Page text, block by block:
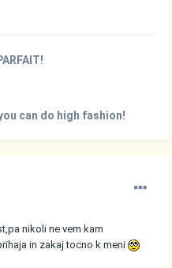
can do high fashion!
nikoli ne vem kam
in zakaj tocno k meni